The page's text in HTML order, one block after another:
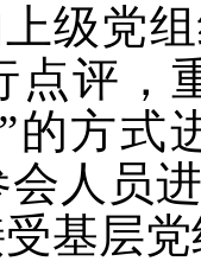
级党
点评，
的方式
人员
基层